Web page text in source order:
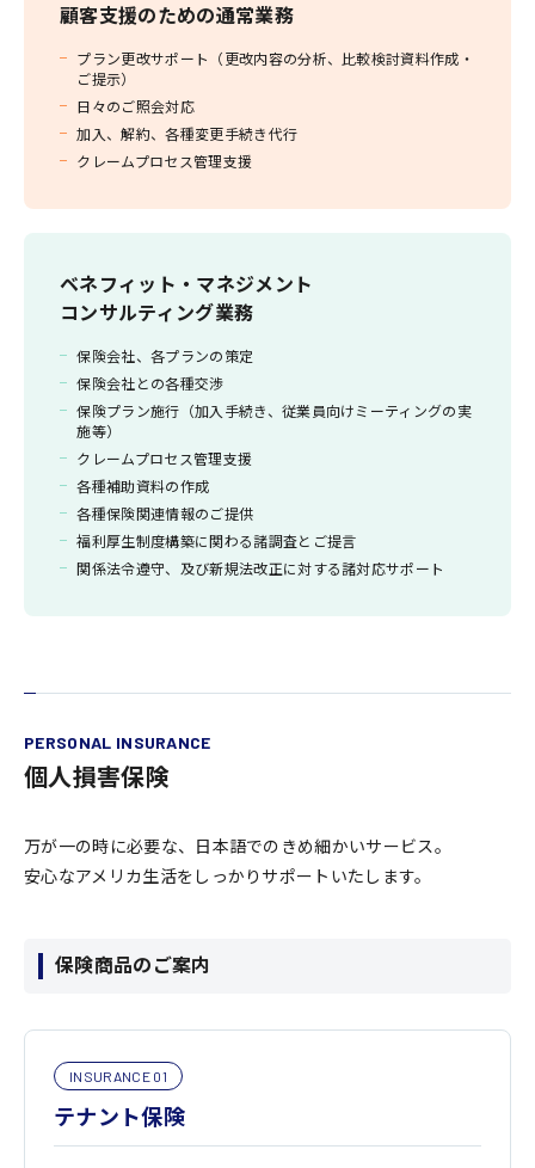
顧客支援のための通常業務
プラン更改サポート（更改内容の分析、比較検討資料作成・
ご提示）
日々のご照会対応
加入、解約、各種変更手続き代行
クレームプロセス管理支援
ベネフィット・マネジメント
コンサルティング業務
保険会社、各プランの策定
保険会社との各種交渉
保険プラン施行（加入手続き、従業員向けミーティングの実
施等）
クレームプロセス管理支援
各種補助資料の作成
各種保険関連情報のご提供
福利厚生制度構築に関わる諸調査とご提言
関係法令遵守、及び新規法改正に対する諸対応サポート
PERSONAL INSURANCE
個人損害保険
万が一の時に必要な、日本語でのきめ細かいサービス。
安心なアメリカ生活をしっかりサポートいたします。
保険商品のご案内
INSURANCE 01
テナント保険